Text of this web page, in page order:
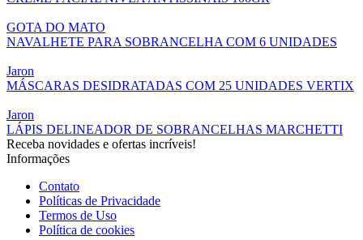
GOTA DO MATO
NAVALHETE PARA SOBRANCELHA COM 6 UNIDADES
Jaron
MÁSCARAS DESIDRATADAS COM 25 UNIDADES VERTIX
Jaron
LÁPIS DELINEADOR DE SOBRANCELHAS MARCHETTI
Receba novidades e ofertas incríveis!
Informações
Contato
Políticas de Privacidade
Termos de Uso
Política de cookies